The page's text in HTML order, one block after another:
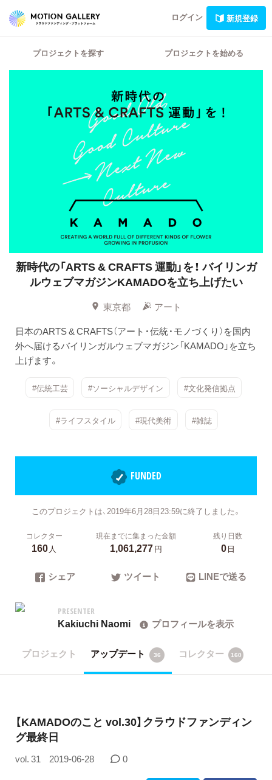
ログイン 新規登録
プロジェクトを探す プロジェクトを始める
新時代の「ARTS & CRAFTS 運動」を！バイリンガ
ルウェブマガジンKAMADOを立ち上げたい
東京都
アート
日本のARTS & CRAFTS（アート・伝統・モノづくり）を国内
外へ届けるバイリンガルウェブマガジン「KAMADO」を立ち
上げます。
#伝統工芸 #ソーシャルデザイン #文化発信拠点
#ライフスタイル #現代美術 #雑誌
FUNDED
このプロジェクトは、2019年6月28日23:59に終了しました。
コレクター
160人
現在までに集まった金額
1,061,277円
残り日数
0日
シェア ツイート LINEで送る
PRESENTER
Kakiuchi Naomi プロフィールを表示
プロジェクト アップデート 36 コレクター 160
【KAMADOのこと vol.30】クラウドファンディン
グ最終日
vol. 31 2019-06-28 0